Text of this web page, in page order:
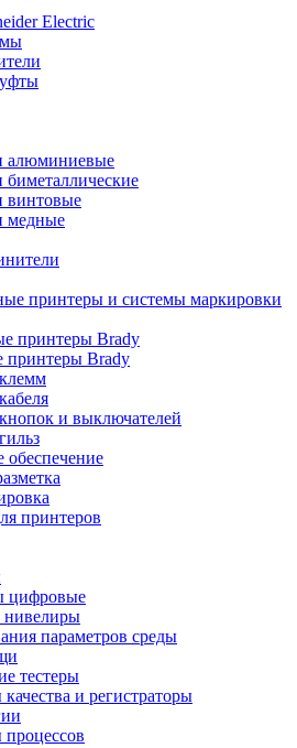
Electric
алюминиевые
винтовые
медные
принтеры и системы маркировки
принтеры Brady
принтеры Brady
и выключателей
принтеров
цифровые
нивелиры
параметров среды
тестеры
и регистраторы